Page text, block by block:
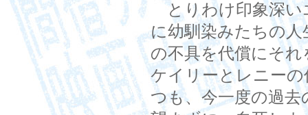
とりわけ印象深い
に幼馴染みたちの
の不具を代償にそ
ケイリーとレニー
つも、今一度の過